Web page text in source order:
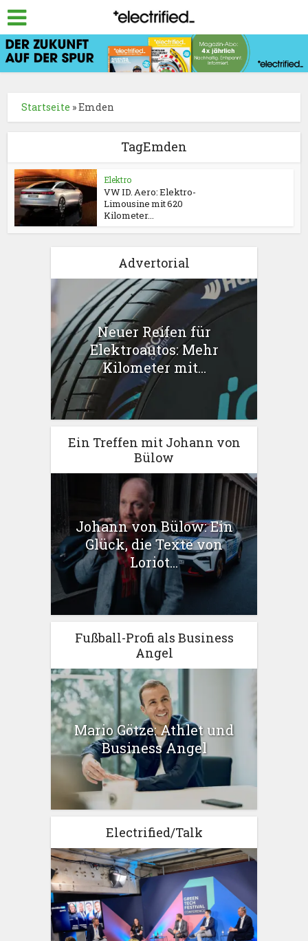
Startseite »Emden
TagEmden
Elektro
VW ID. Aero: Elektro-
Limousine mit 620
Kilometer...
Advertorial
Neuer Reifen für
Elektroautos: Mehr
Kilometer mit...
Ein Treffen mit Johann von
Bülow
Johann von Bülow: Ein
Glück, die Texte von
Loriot...
Fußball-Profi als Business
Angel
Mario Götze: Athlet und
Business Angel
Electrified/Talk